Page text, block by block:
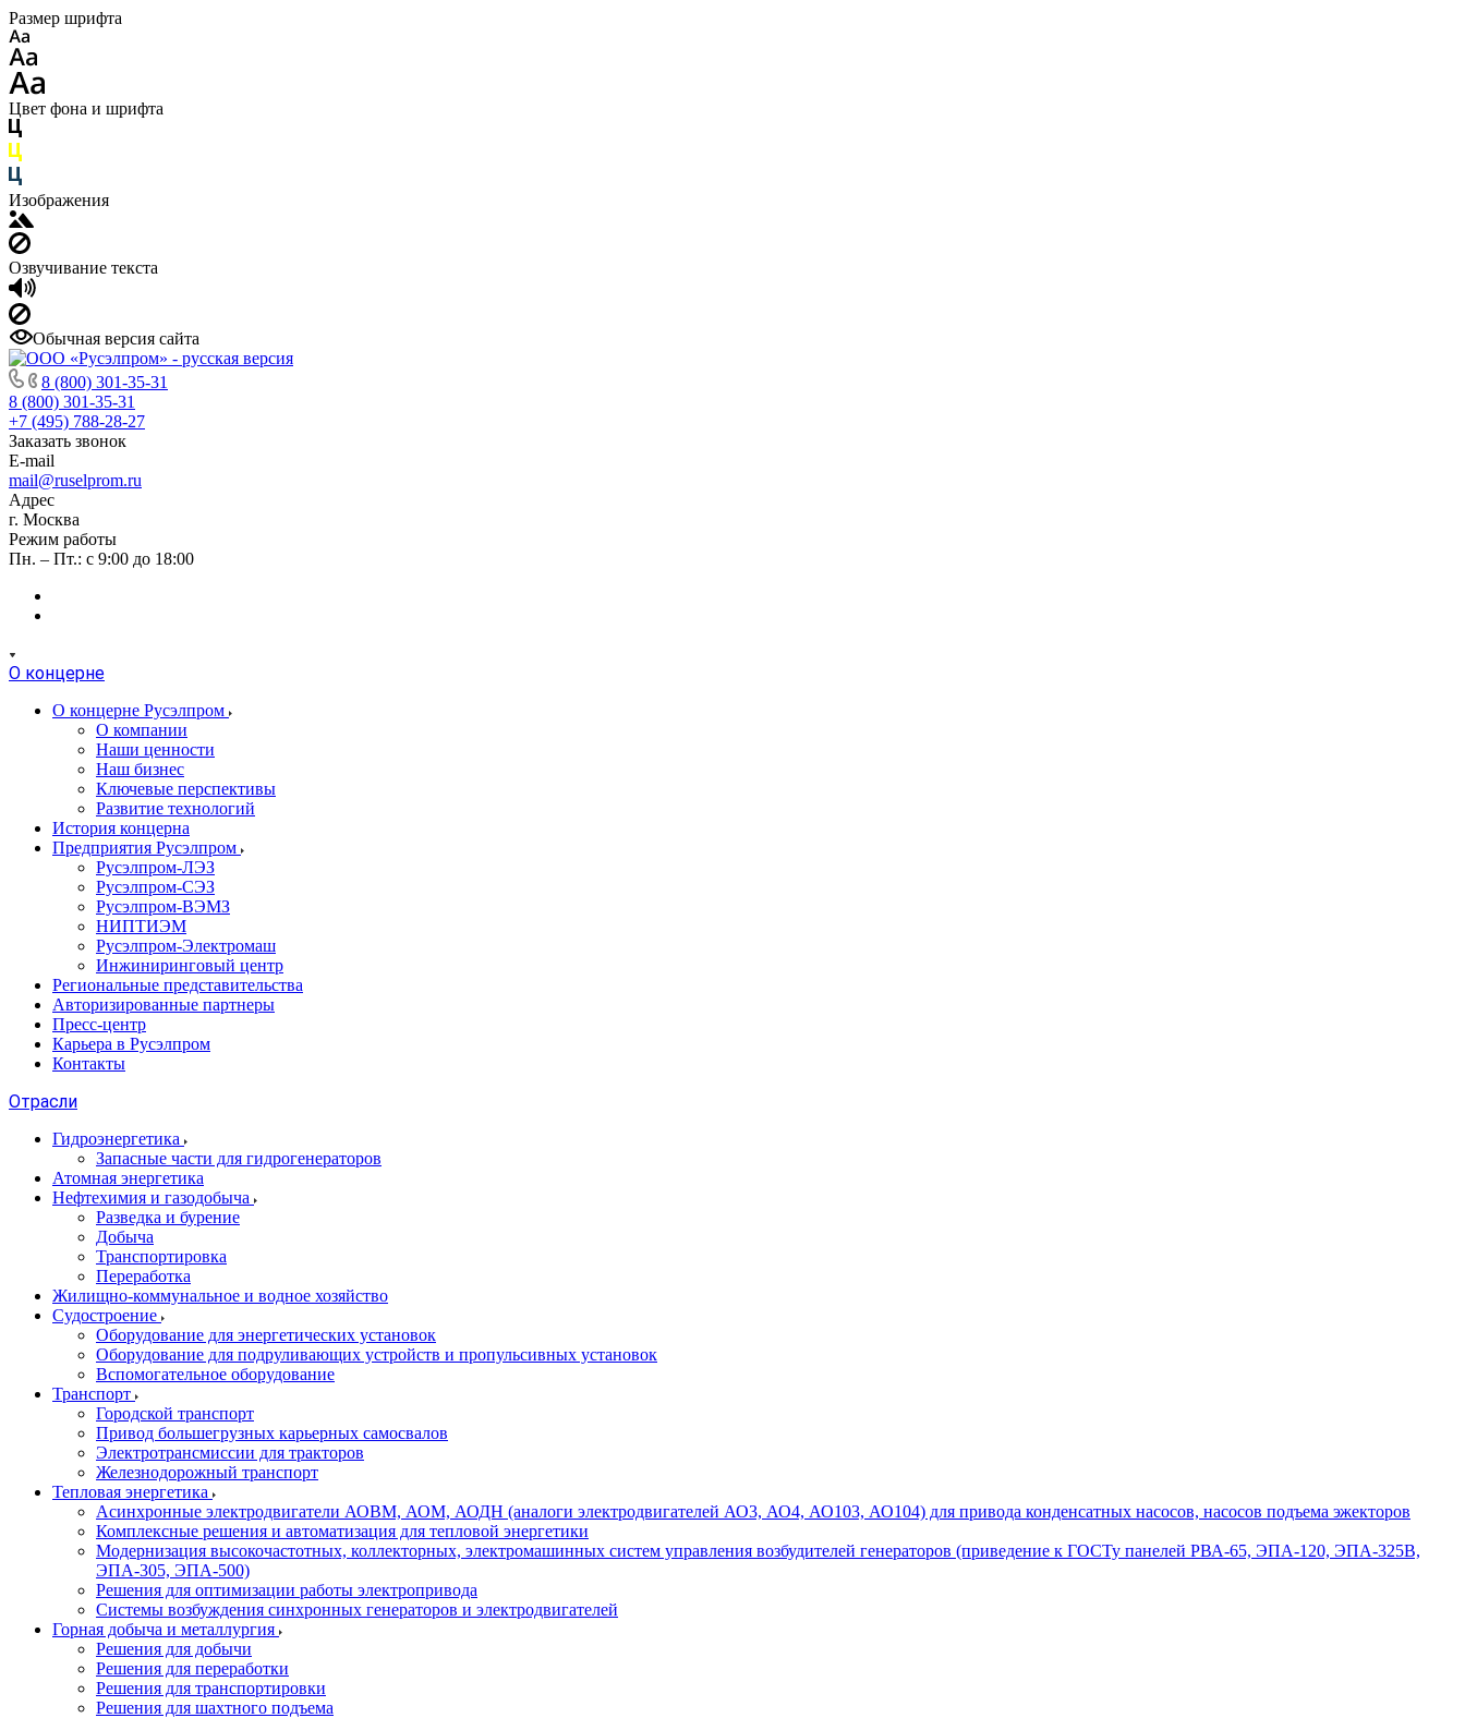
Размер шрифта
Цвет фона и шрифта
Изображения
Озвучивание текста
Обычная версия сайта
8 (800) 301-35-31
8 (800) 301-35-31
+7 (495) 788-28-27
Заказать звонок
E-mail
mail@ruselprom.ru
Адрес
г. Москва
Режим работы
Пн. – Пт.: с 9:00 до 18:00
О концерне
О концерне Русэлпром
О компании
Наши ценности
Наш бизнес
Ключевые перспективы
Развитие технологий
История концерна
Предприятия Русэлпром
Русэлпром-ЛЭЗ
Русэлпром-СЭЗ
Русэлпром-ВЭМЗ
НИПТИЭМ
Русэлпром-Электромаш
Инжиниринговый центр
Региональные представительства
Авторизированные партнеры
Пресс-центр
Карьера в Русэлпром
Контакты
Отрасли
Гидроэнергетика
Запасные части для гидрогенераторов
Атомная энергетика
Нефтехимия и газодобыча
Разведка и бурение
Добыча
Транспортировка
Переработка
Жилищно-коммунальное и водное хозяйство
Судостроение
Оборудование для энергетических установок
Оборудование для подруливающих устройств и пропульсивных установок
Вспомогательное оборудование
Транспорт
Городской транспорт
Привод большегрузных карьерных самосвалов
Электротрансмиссии для тракторов
Железнодорожный транспорт
Тепловая энергетика
Асинхронные электродвигатели АОВМ, АОМ, АОДН (аналоги электродвигателей АО3, АО4, АО103, АО104) для привода конденсатных насосов, насосов подъема эжекторов
Комплексные решения и автоматизация для тепловой энергетики
Модернизация высокочастотных, коллекторных, электромашинных систем управления возбудителей генераторов (приведение к ГОСТу панелей РВА-65, ЭПА-120, ЭПА-325В,
ЭПА-305, ЭПА-500)
Решения для оптимизации работы электропривода
Системы возбуждения синхронных генераторов и электродвигателей
Горная добыча и металлургия
Решения для добычи
Решения для переработки
Решения для транспортировки
Решения для шахтного подъема